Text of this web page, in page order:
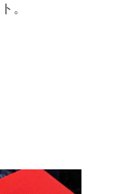
。